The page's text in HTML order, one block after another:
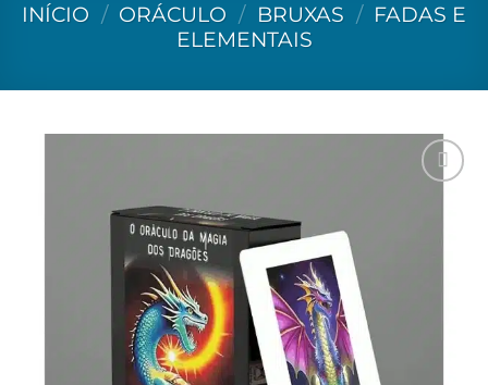
INÍCIO / ORÁCULO / BRUXAS / FADAS E
ELEMENTAIS